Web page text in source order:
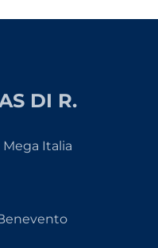
DI R.
Italia